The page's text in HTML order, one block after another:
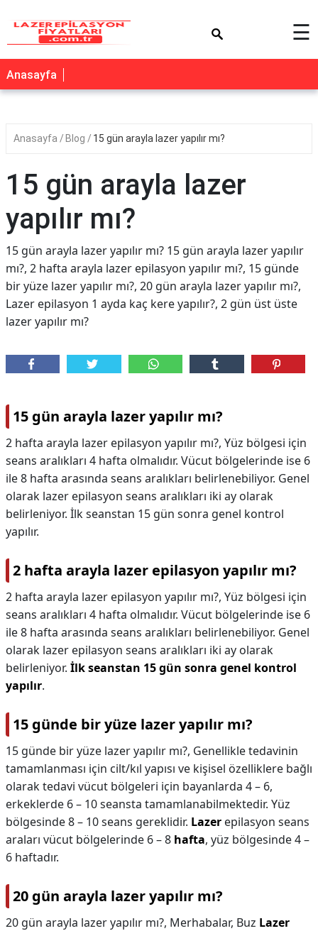
☰
Anasayfa
Anasayfa Blog 15 gün arayla lazer yapılır mı?
15 gün arayla lazer
yapılır mı?
15 gün arayla lazer yapılır mı? 15 gün arayla lazer yapılır
mı?, 2 hafta arayla lazer epilasyon yapılır mı?, 15 günde
bir yüze lazer yapılır mı?, 20 gün arayla lazer yapılır mı?,
Lazer epilasyon 1 ayda kaç kere yapılır?, 2 gün üst üste
lazer yapılır mı?
15 gün arayla lazer yapılır mı?
2 hafta arayla lazer epilasyon yapılır mı?, Yüz bölgesi için
seans aralıkları 4 hafta olmalıdır. Vücut bölgelerinde ise 6
ile 8 hafta arasında seans aralıkları belirlenebiliyor. Genel
olarak lazer epilasyon seans aralıkları iki ay olarak
belirleniyor. İlk seanstan 15 gün sonra genel kontrol
yapılır.
2 hafta arayla lazer epilasyon yapılır mı?
2 hafta arayla lazer epilasyon yapılır mı?, Yüz bölgesi için
seans aralıkları 4 hafta olmalıdır. Vücut bölgelerinde ise 6
ile 8 hafta arasında seans aralıkları belirlenebiliyor. Genel
olarak lazer epilasyon seans aralıkları iki ay olarak
belirleniyor. İlk seanstan 15 gün sonra genel kontrol
yapılır.
15 günde bir yüze lazer yapılır mı?
15 günde bir yüze lazer yapılır mı?, Genellikle tedavinin
tamamlanması için cilt/kıl yapısı ve kişisel özelliklere bağlı
olarak tedavi vücut bölgeleri için bayanlarda 4 – 6,
erkeklerde 6 – 10 seansta tamamlanabilmektedir. Yüz
bölgesinde 8 – 10 seans gereklidir. Lazer epilasyon seans
araları vücut bölgelerinde 6 – 8 hafta, yüz bölgesinde 4 –
6 haftadır.
20 gün arayla lazer yapılır mı?
20 gün arayla lazer yapılır mı?, Merhabalar, Buz Lazer